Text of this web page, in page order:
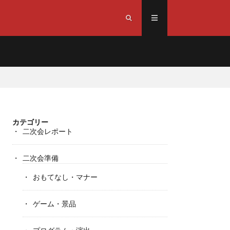
カテゴリー
二次会レポート
二次会準備
おもてなし・マナー
ゲーム・景品